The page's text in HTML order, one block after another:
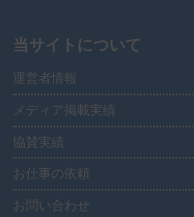
当サイトについて
運営者情報
メディア掲載実績
協賛実績
お仕事の依頼
お問い合わせ